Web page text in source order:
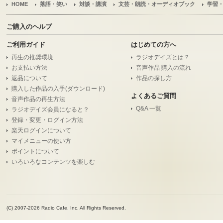
HOME 落語・笑い 対談・講演 文芸・朗読・オーディオブック 学習
ご購入のヘルプ
ご利用ガイド
再生の推奨環境
お支払い方法
返品について
購入した作品の入手(ダウンロード)
音声作品の再生方法
ラジオデイズ会員になると？
登録・変更・ログイン方法
楽天ログインについて
マイメニューの使い方
ポイントについて
いろいろなコンテンツを楽しむ
はじめての方へ
ラジオデイズとは？
音声作品 購入の流れ
作品の探し方
よくあるご質問
Q&A 一覧
(C) 2007-2026 Radio Cafe, Inc. All Rights Reserved.